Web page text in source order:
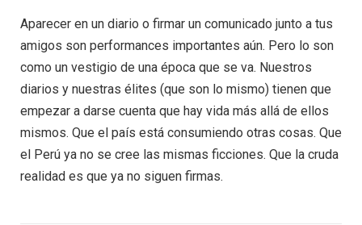
Aparecer en un diario o firmar un comunicado junto a tus
amigos son performances importantes aún. Pero lo son
como un vestigio de una época que se va. Nuestros
diarios y nuestras élites (que son lo mismo) tienen que
empezar a darse cuenta que hay vida más allá de ellos
mismos. Que el país está consumiendo otras cosas. Que
el Perú ya no se cree las mismas ficciones. Que la cruda
realidad es que ya no siguen firmas.